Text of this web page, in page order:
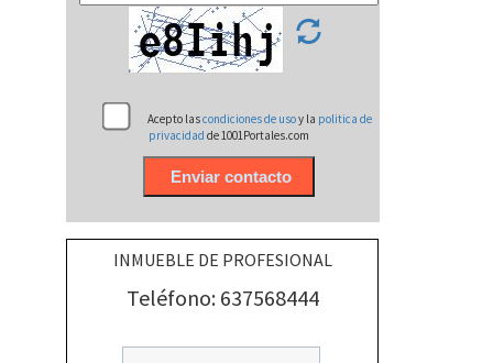
Acepto lascondiciones de usoy la politica de
privacidadde 1001Portales.com
INMUEBLE DE PROFESIONAL
Teléfono: 637568444